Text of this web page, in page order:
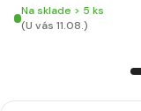
Na sklade > 5 ks
(U vás 11.08.)